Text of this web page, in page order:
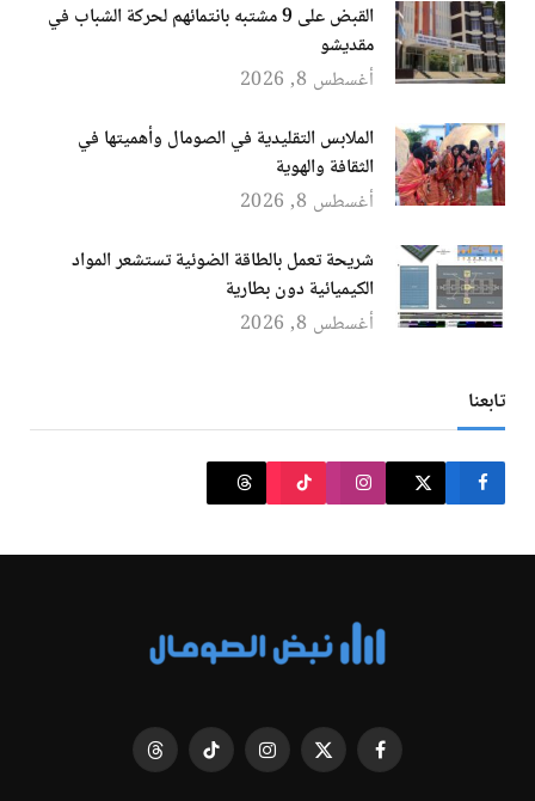
القبض على 9 مشتبه بانتمائهم لحركة الشباب في
مقديشو
أغسطس 8, 2026
الملابس التقليدية في الصومال وأهميتها في
الثقافة والهوية
أغسطس 8, 2026
شريحة تعمل بالطاقة الضوئية تستشعر المواد
الكيميائية دون بطارية
أغسطس 8, 2026
تابعنا
فيسبوك X
الانستغرامتيكتوك Threads